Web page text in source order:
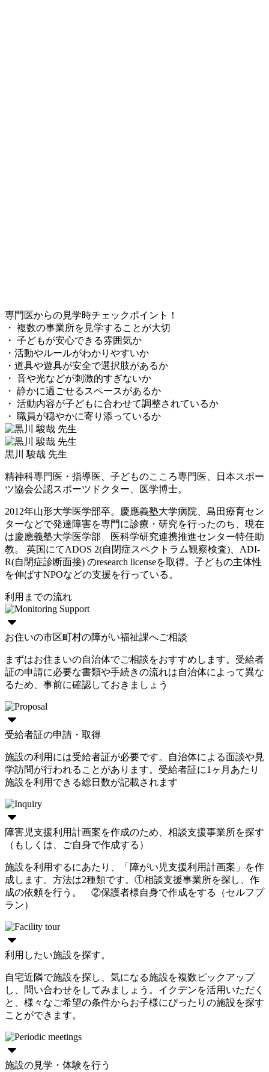
専門医からの見学時チェックポイント！
・ 複数の事業所を見学することが大切
・ 子どもが安心できる雰囲気か
・活動やルールがわかりやすいか
・道具や遊具が安全で選択肢があるか
・ 音や光などが刺激的すぎないか
・ 静かに過ごせるスペースがあるか
・ 活動内容が子どもに合わせて調整されているか
・ 職員が穏やかに寄り添っているか
黒川 駿哉 先生
精神科専門医・指導医、子どものこころ専門医、日本スポー
ツ協会公認スポーツドクター、医学博士。
2012年山形大学医学部卒。慶應義塾大学病院、島田療育セン
ターなどで発達障害を専門に診療・研究を行ったのち、現在
は慶應義塾大学医学部 医科学研究連携推進センター特任助
教。 英国にてADOS 2(自閉症スペクトラム観察検査)、ADI-
R(自閉症診断面接) のresearch licenseを取得。子どもの主体性
を伸ばすNPOなどの支援を行っている。
利用までの流れ
お住いの市区町村の障がい福祉課へご相談
まずはお住まいの自治体でご相談をおすすめします。受給者
証の申請に必要な書類や手続きの流れは自治体によって異な
るため、事前に確認しておきましょう
受給者証の申請・取得
施設の利用には受給者証が必要です。自治体による面談や見
学訪問が行われることがあります。受給者証に1ヶ月あたり
施設を利用できる総日数が記載されます
障害児支援利用計画案を作成のため、相談支援事業所を探す
（もしくは、ご自身で作成する）
施設を利用するにあたり、「障がい児支援利用計画案」を作
成します。方法は2種類です。①相談支援事業所を探し、作
成の依頼を行う。 ②保護者様自身で作成をする（セルフプ
ラン）
利用したい施設を探す。
自宅近隣で施設を探し、気になる施設を複数ピックアップ
し、問い合わせをしてみましょう。イクデンを活用いただく
と、様々なご希望の条件からお子様にぴったりの施設を探す
ことができます。
施設の見学・体験を行う